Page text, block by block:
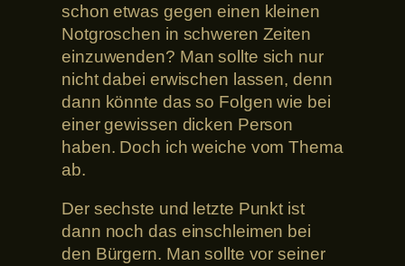
schon etwas gegen einen kleinen
Notgroschen in schweren Zeiten
einzuwenden? Man sollte sich nur
nicht dabei erwischen lassen, denn
dann könnte das so Folgen wie bei
einer gewissen dicken Person
haben. Doch ich weiche vom Thema
ab.
Der sechste und letzte Punkt ist
dann noch das einschleimen bei
den Bürgern. Man sollte vor seiner